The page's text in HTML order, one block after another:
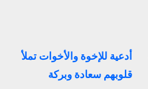
أدعية للإخوة والأخوات تملأ
قلوبهم سعادة وبركة